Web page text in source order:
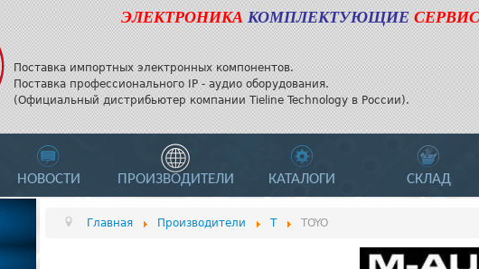
ЭЛЕКТРОНИКА КОМПЛЕКТУЮЩИЕ СЕРВИС
Поставка импортных электронных компонентов.
Поставка профессионального IP - аудио оборудования.
(Официальный дистрибьютер компании Tieline Technology в России).
НОВОСТИ ПРОИЗВОДИТЕЛИ КАТАЛОГИ СКЛАД
Главная Производители T TOYO